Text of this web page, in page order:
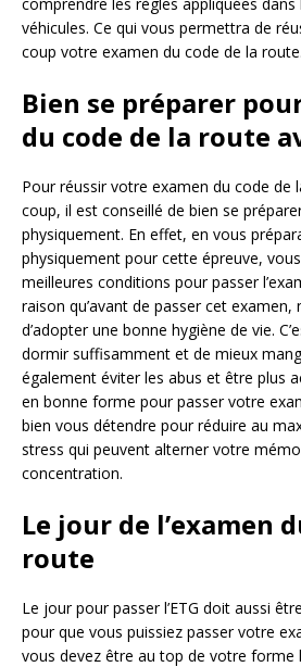
véhicules. Ce qui vous permettra de
coup votre examen du code de la route.
Bien se préparer
du code de la route
Pour réussir votre examen du code de
coup, il est conseillé de bien se
physiquement. En effet, en vous
physiquement pour cette épreuve,
meilleures conditions pour passer
raison qu’avant de passer cet
d’adopter une bonne hygiène de vie.
dormir suffisamment et de mieux
également éviter les abus et être plus
en bonne forme pour passer votre
bien vous détendre pour réduire au
stress qui peuvent alterner votre
concentration.
Le jour de l’examen
route
Le jour pour passer l’ETG doit aussi
pour que vous puissiez passer votre
vous devez être au top de votre forme